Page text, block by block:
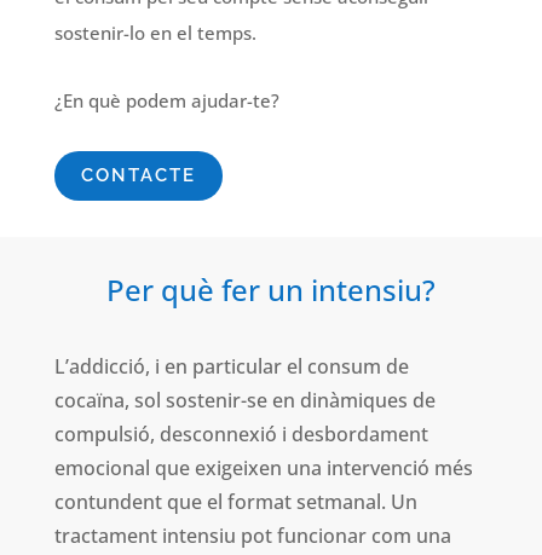
sostenir-lo en el temps.
¿En què podem ajudar-te?
CONTACTE
Per què fer un intensiu?
L’addicció, i en particular el consum de
cocaïna, sol sostenir-se en dinàmiques de
compulsió, desconnexió i desbordament
emocional que exigeixen una intervenció més
contundent que el format setmanal. Un
tractament intensiu pot funcionar com una